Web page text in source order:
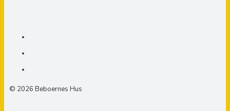
© 2026 Beboernes Hus